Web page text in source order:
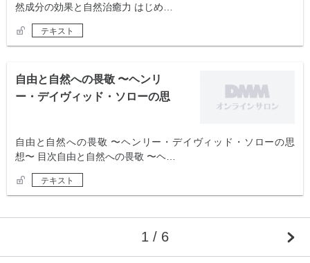
然成分の効果と自然治癒力 はじめ…
テキスト
自由と自然への畏敬 〜ヘンリ
ー・デイヴィッド・ソローの思
自由と自然への畏敬 〜ヘンリー・デイヴィッド・ソローの思
想〜 目次自由と自然への畏敬 〜ヘ…
テキスト
1 / 6